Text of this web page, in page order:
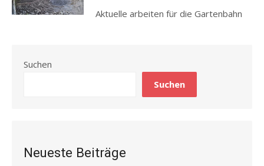
Aktuelle arbeiten für die Gartenbahn
Suchen
Suchen
Neueste Beiträge